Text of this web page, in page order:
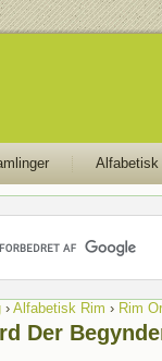
Alfabetisk
› Alfabetisk Rim › Rim
Der